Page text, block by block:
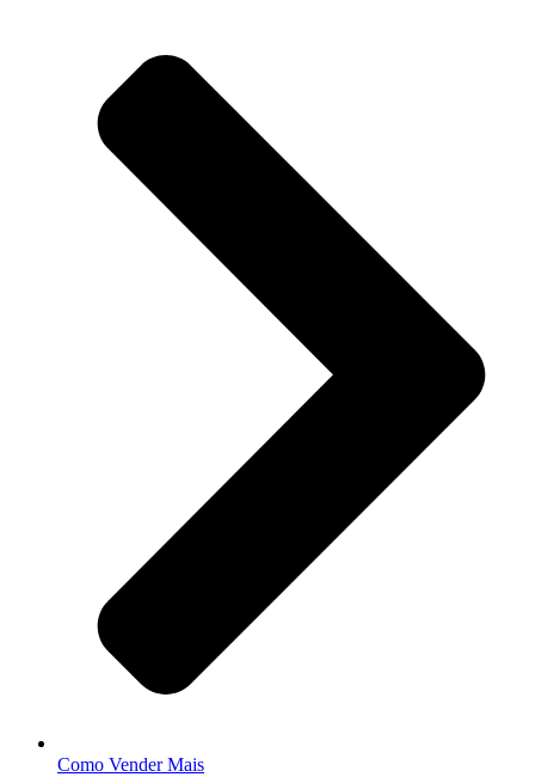
Como Vender Mais